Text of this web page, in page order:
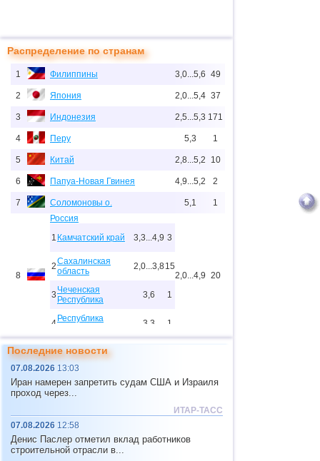
Распределение по странам
1 Филиппины 3,0...5,6 49
2 Япония 2,0...5,4 37
3 Индонезия 2,5...5,3 171
4 Перу 5,3 1
5 Китай 2,8...5,2 10
6 Папуа-Новая Гвинея 4,9...5,2 2
7 Соломоновы о. 5,1 1
8
Россия
1 Камчатский край 3,3...4,9 3
2Сахалинская
область
2,0...3,815
3 Чеченская
Республика
3,6 1
4 Республика
3,3 1
2,0...4,9 20
9 США
10 Новая Зеландия
11 Индия
4,6 2
13
14 Мексика
Последние новости
07.08.2026 13:03
Иран намерен запретить судам США и Израиля
проход через...
ИТАР-ТАСС
07.08.2026 12:58
Денис Паслер отметил вклад работников
строительной отрасли в...